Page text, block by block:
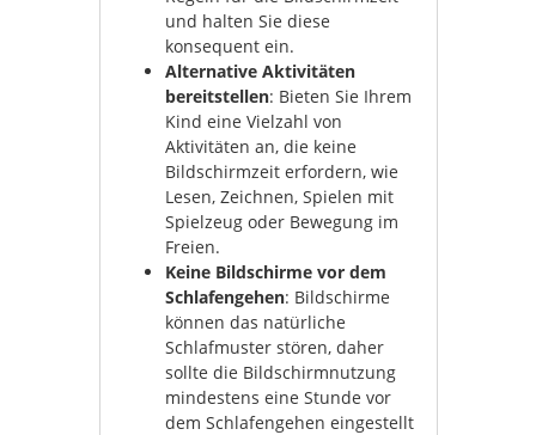
und halten Sie diese
konsequent ein.
Alternative Aktivitäten
bereitstellen: Bieten Sie Ihrem
Kind eine Vielzahl von
Aktivitäten an, die keine
Bildschirmzeit erfordern, wie
Lesen, Zeichnen, Spielen mit
Spielzeug oder Bewegung im
Freien.
Keine Bildschirme vor dem
Schlafengehen: Bildschirme
können das natürliche
Schlafmuster stören, daher
sollte die Bildschirmnutzung
mindestens eine Stunde vor
dem Schlafengehen eingestellt